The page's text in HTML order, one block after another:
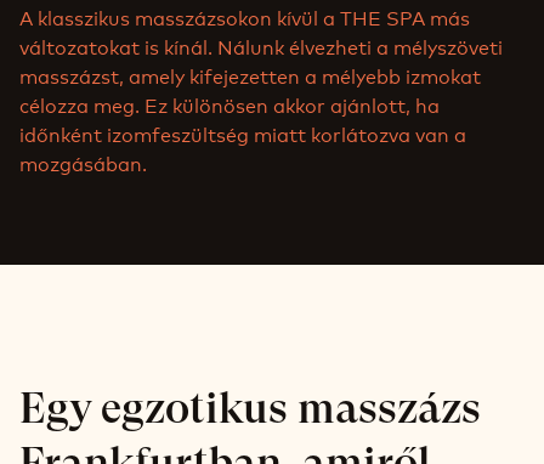
A klasszikus masszázsokon kívül a THE SPA más
változatokat is kínál. Nálunk élvezheti a mélyszöveti
masszázst, amely kifejezetten a mélyebb izmokat
célozza meg. Ez különösen akkor ajánlott, ha
időnként izomfeszültség miatt korlátozva van a
mozgásában.
Egy egzotikus masszázs